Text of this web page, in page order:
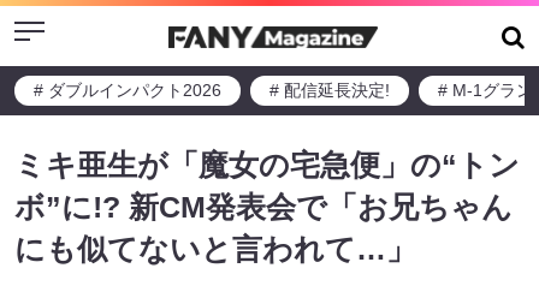
Menu
# ダブルインパクト2026 # 配信延長決定! # M-1グラン
ミキ亜生が「魔女の宅急便」の“トン
ボ”に!? 新CM発表会で「お兄ちゃん
にも似てないと言われて…」